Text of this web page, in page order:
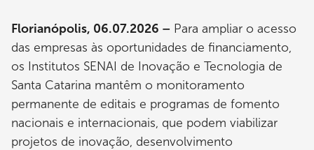
Florianópolis, 06.07.2026 – Para ampliar o acesso
das empresas às oportunidades de financiamento,
os Institutos SENAI de Inovação e Tecnologia de
Santa Catarina mantêm o monitoramento
permanente de editais e programas de fomento
nacionais e internacionais, que podem viabilizar
projetos de inovação, desenvolvimento